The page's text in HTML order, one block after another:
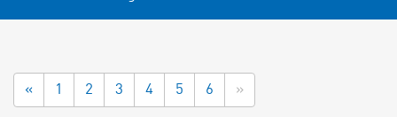
« 1 2 3 4 5 6 »